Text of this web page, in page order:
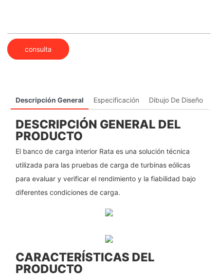
consulta
Descripción General Especificación Dibujo De Diseño
DESCRIPCIÓN GENERAL DEL
PRODUCTO
El banco de carga interior Rata es una solución técnica
utilizada para las pruebas de carga de turbinas eólicas
para evaluar y verificar el rendimiento y la fiabilidad bajo
diferentes condiciones de carga.
CARACTERÍSTICAS DEL
PRODUCTO